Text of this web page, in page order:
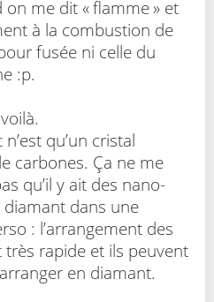
on me dit « flamme » et
à la combustion de
fusée ni celle du
:p.
qu’un cristal
carbones. Ça ne me
qu’il y ait des nano-
diamant dans une
: l’arrangement des
très rapide et ils peuvent
en diamant.